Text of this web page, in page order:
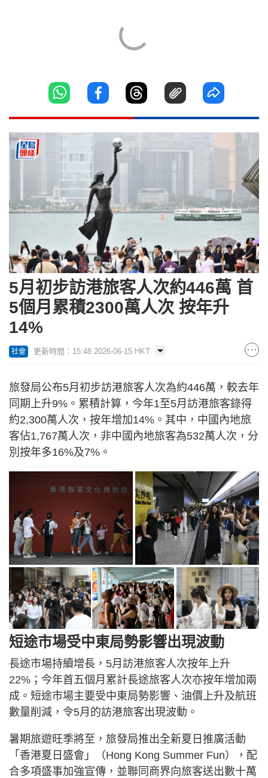
5月初步訪港旅客人次約446萬 首
5個月累積2300萬人次 按年升
14%
社會 更新時間：15:48 2026-06-15 HKT
旅發局公布5月初步訪港旅客人次為約446萬，較去年
同期上升9%。累積計算，今年1至5月訪港旅客錄得
約2,300萬人次，按年增加14%。其中，中國內地旅
客佔1,767萬人次，非中國內地旅客為532萬人次，分
別按年多16%及7%。
短途市場受中東局勢影響出現波動
長途市場持續增長，5月訪港旅客人次按年上升
22%；今年首五個月累計長途旅客人次亦按年增加兩
成。短途市場主要受中東局勢影響、油價上升及航班
數量削減，令5月的訪港旅客出現波動。
暑期旅遊旺季將至，旅發局推出全新夏日推廣活動
「香港夏日盛會」（Hong Kong Summer Fun），配
合多項盛事加強宣傳，並聯同商界向旅客送出數十萬